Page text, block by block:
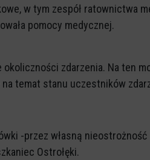
w tym zespół ratownictwa
pomocy medycznej.
zdarzenia. Na ten
temat stanu uczestników
-przez własną nieostrożność
Ostrołęki.